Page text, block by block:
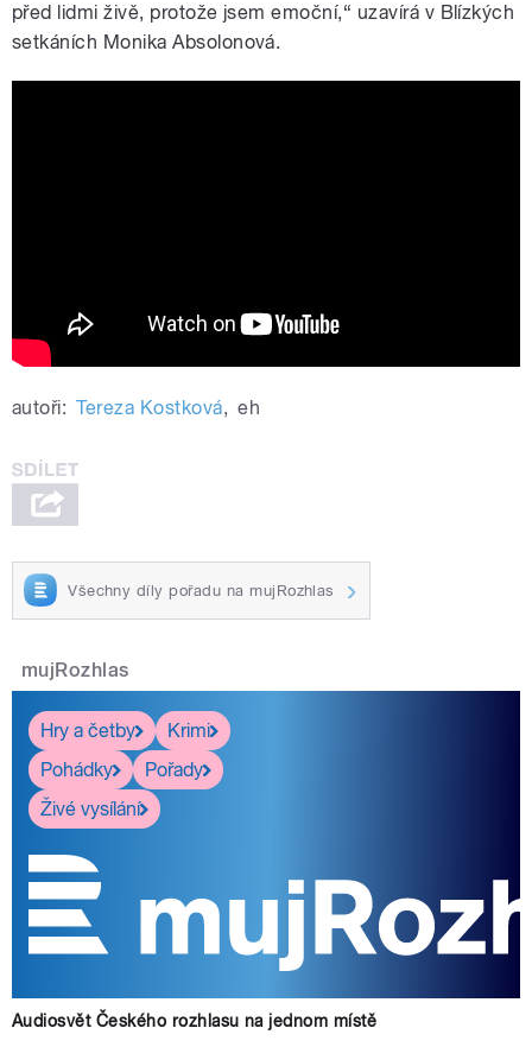
před lidmi živě, protože jsem emoční,“ uzavírá v Blízkých
setkáních Monika Absolonová.
autoři: Tereza Kostková, eh
Všechny díly pořadu na mujRozhlas
mujRozhlas
Hry a četby
Krimi
Pohádky
Pořady
Živé vysílání
Audiosvět Českého rozhlasu na jednom místě